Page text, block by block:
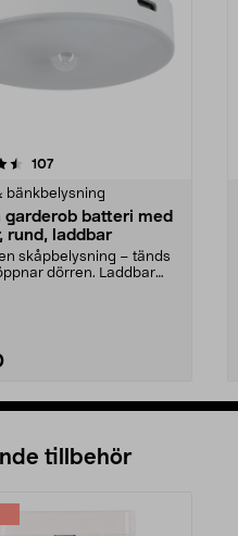
107recensioner
bänkbelysning
garderob batteri med
rund, laddbar
skåpbelysning – tänds
dörren. Laddbar
4.0 av 5 stjärnor
tillbehör